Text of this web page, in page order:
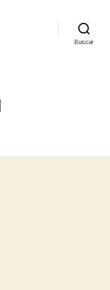
Buscar